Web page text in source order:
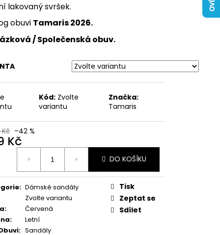
lakovaný svršek.
obuvi Tamaris 2026.
/ Společenská obuv.
Kód: Zvolte
variantu
Značka:
Tamaris
Kč –42 %
Kč
DO KOŠÍKU
: Dámské sandály
Zvolte variantu
:
Červená
:
Letní
: Sandály
Tisk
Zeptat se
Sdílet
SANDÁLY NA
710221-08